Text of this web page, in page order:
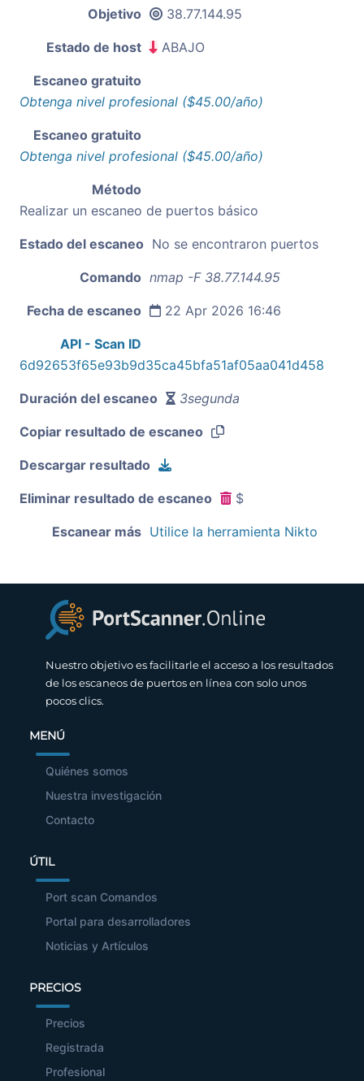
Objetivo 38.77.144.95
Estado de host ABAJO
Escaneo gratuito
Obtenga nivel profesional ($45.00/año)
Escaneo gratuito
Obtenga nivel profesional ($45.00/año)
Método
Realizar un escaneo de puertos básico
Estado del escaneo No se encontraron puertos
Comando nmap -F 38.77.144.95
Fecha de escaneo 22 Apr 2026 16:46
API - Scan ID
6d92653f65e93b9d35ca45bfa51af05aa041d458
Duración del escaneo 3segunda
Copiar resultado de escaneo
Descargar resultado
Eliminar resultado de escaneo $
Escanear más Utilice la herramienta Nikto
Nuestro objetivo es facilitarle el acceso a los resultados
de los escaneos de puertos en línea con solo unos
pocos clics.
MENÚ
Quiénes somos
Nuestra investigación
Contacto
ÚTIL
Port scan Comandos
Portal para desarrolladores
Noticias y Artículos
PRECIOS
Precios
Registrada
Profesional